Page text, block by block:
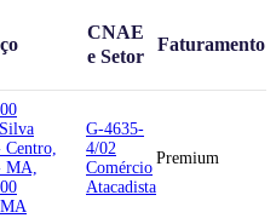
CNAE
e Setor
Faturamento
Centro,
MA,
G-4635-
4/02
Comércio
Atacadista
Premium